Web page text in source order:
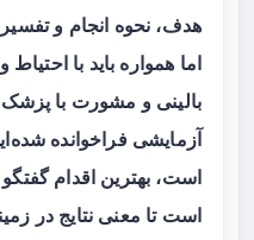
هدف، نحوه انجام و
اما همواره باید با
بالینی و مشورت با پزشک
آزمایشی فراخوانده
است، بهترین اقدام
است تا معنی نتایج در